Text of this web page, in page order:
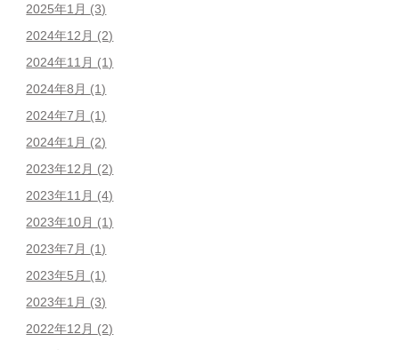
2025年1月 (3)
2024年12月 (2)
2024年11月 (1)
2024年8月 (1)
2024年7月 (1)
2024年1月 (2)
2023年12月 (2)
2023年11月 (4)
2023年10月 (1)
2023年7月 (1)
2023年5月 (1)
2023年1月 (3)
2022年12月 (2)